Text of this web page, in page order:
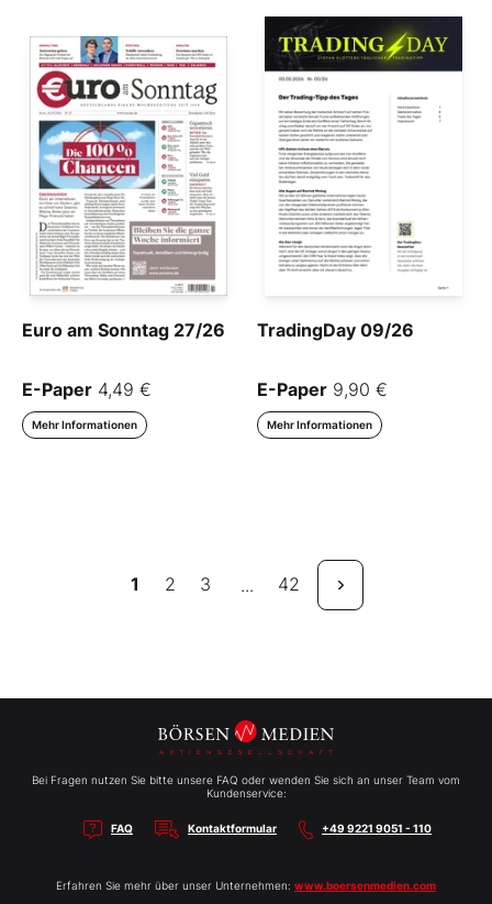
Euro am Sonntag 27/26
E-Paper 4,49 €
Mehr Informationen
TradingDay 09/26
E-Paper 9,90 €
Mehr Informationen
1 2 3 ... 42
Bei Fragen nutzen Sie bitte unsere FAQ oder wenden Sie sich an unser Team vom
Kundenservice:
FAQ Kontaktformular +49 9221 9051 - 110
Erfahren Sie mehr über unser Unternehmen: www.boersenmedien.com